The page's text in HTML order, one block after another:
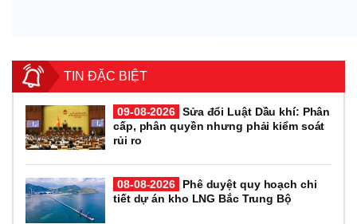
TIN ĐẶC BIỆT
09-08-2026 Sửa đổi Luật Dầu khí: Phân
cấp, phân quyền nhưng phải kiểm soát
rủi ro
08-08-2026
Phê duyệt quy hoạch chi
tiết dự án kho LNG Bắc Trung Bộ